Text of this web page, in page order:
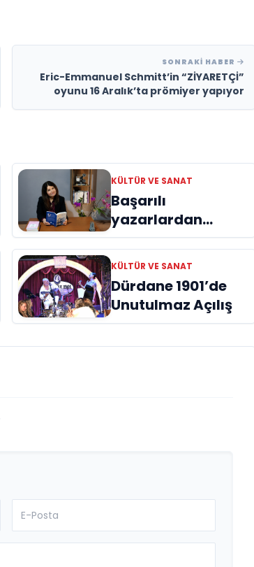
SONRAKI HABER
Eric-Emmanuel Schmitt’in “ZİYARETÇİ”
oyunu 16 Aralık’ta prömiyer yapıyor
KÜLTÜR VE SANAT
Başarılı
yazarlardan
Azime Savaş’tan
başucu kitabı
“Emanet”
raflardaki yerini
aldı
KÜLTÜR VE SANAT
Dürdane 1901’de
Unutulmaz Açılış